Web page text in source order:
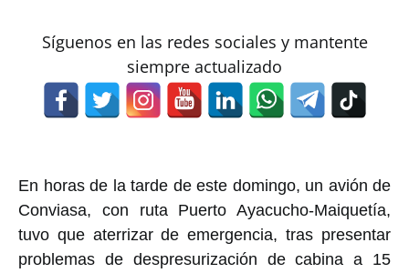
Síguenos en las redes sociales y mantente
siempre actualizado
En horas de la tarde de este domingo, un avión de
Conviasa, con ruta Puerto Ayacucho-Maiquetía,
tuvo que aterrizar de emergencia, tras presentar
problemas de despresurización de cabina a 15